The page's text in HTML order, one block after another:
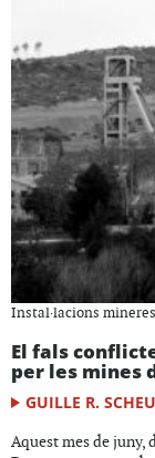
Instal·lacions
El fals
per les mines
GUILLE R.
Aquest mes de juny,